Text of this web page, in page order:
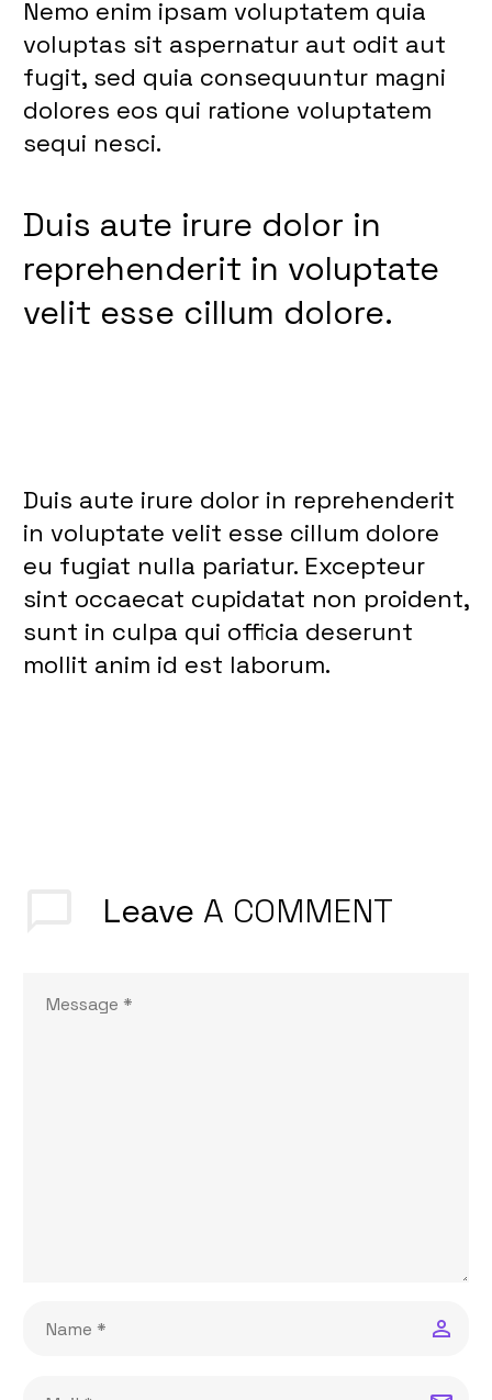
Nemo enim ipsam voluptatem quia
voluptas sit aspernatur aut odit aut
fugit, sed quia consequuntur magni
dolores eos qui ratione voluptatem
sequi nesci.
Duis aute irure dolor in
reprehenderit in voluptate
velit esse cillum dolore.
Duis aute irure dolor in reprehenderit
in voluptate velit esse cillum dolore
eu fugiat nulla pariatur. Excepteur
sint occaecat cupidatat non proident,
sunt in culpa qui officia deserunt
mollit anim id est laborum.
Leave A COMMENT